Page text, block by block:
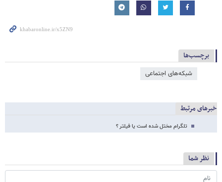
برچسب‌ها
شبکه‌‌های اجتماعی
خبرهای مرتبط
تلگرام مختل شده است یا فیلتر ؟
نظر شما